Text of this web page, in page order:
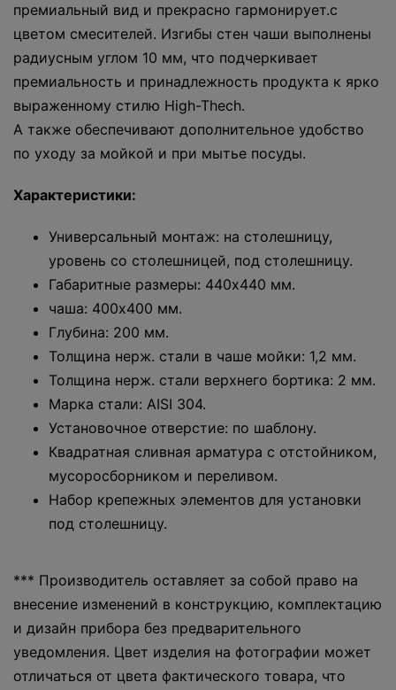
премиальный вид и прекрасно гармонирует.с
цветом смесителей. Изгибы стен чаши выполнены
радиусным углом 10 мм, что подчеркивает
премиальность и принадлежность продукта к ярко
выраженному стилю High-Thech.
А также обеспечивают дополнительное удобство
по уходу за мойкой и при мытье посуды.
Характеристики:
Универсальный монтаж: на столешницу,
уровень со столешницей, под столешницу.
Габаритные размеры: 440x440 мм.
чаша: 400x400 мм.
Глубина: 200 мм.
Толщина нерж. стали в чаше мойки: 1,2 мм.
Толщина нерж. стали верхнего бортика: 2 мм.
Марка стали: AISI 304.
Установочное отверстие: по шаблону.
Квадратная сливная арматура с отстойником,
мусоросборником и переливом.
Набор крепежных элементов для установки
под столешницу.
*** Производитель оставляет за собой право на
внесение изменений в конструкцию, комплектацию
и дизайн прибора без предварительного
уведомления. Цвет изделия на фотографии может
отличаться от цвета фактического товара, что